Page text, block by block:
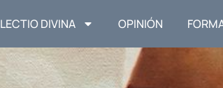
LECTIO DIVINA OPINIÓN